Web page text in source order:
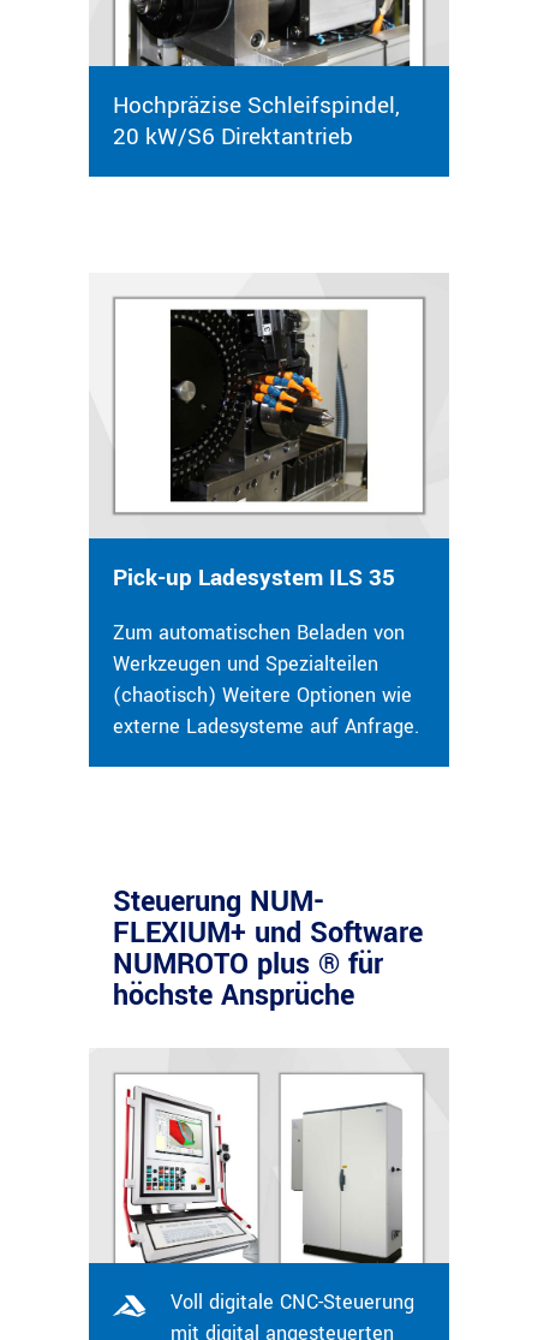
Hochpräzise Schleifspindel,
20 kW/S6 Direktantrieb
Pick-up Ladesystem ILS 35
Zum automatischen Beladen von
Werkzeugen und Spezialteilen
(chaotisch) Weitere Optionen wie
externe Ladesysteme auf Anfrage.
Steuerung NUM-
FLEXIUM+ und Software
NUMROTO plus ® für
höchste Ansprüche
Voll digitale CNC-Steuerung
mit digital angesteuerten